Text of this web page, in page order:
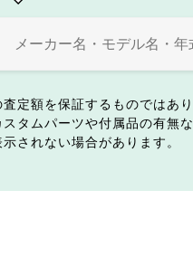
定額を保証するものではあり
タムパーツや付属品の有無
されない場合があります。